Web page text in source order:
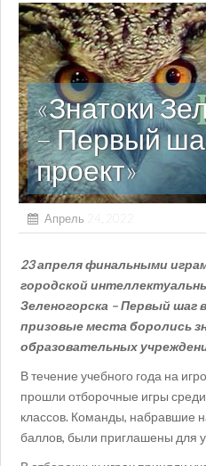
«Знатоки
– Первый
проект»
Апрель 24, 2022
23 апреля финальными
городской
Зеленогорска – Первый шаг
призовые места боролись
образовательных
В течение учебного года на
прошли отборочные игры
классов. Команды, набравшие
баллов, были приглашены для